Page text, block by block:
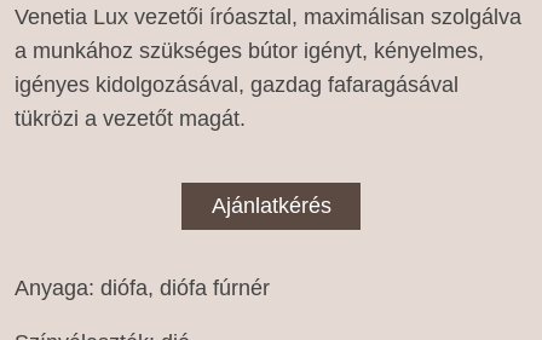
Venetia Lux vezetői íróasztal, maximálisan szolgálva
a munkához szükséges bútor igényt, kényelmes,
igényes kidolgozásával, gazdag fafaragásával
tükrözi a vezetőt magát.
Ajánlatkérés
Anyaga: diófa, diófa fúrnér